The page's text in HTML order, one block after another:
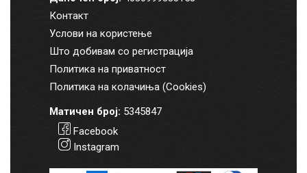
Контакт
Услови на користење
Што добивам со регистрација
Политика на приватност
Политика на колачиња (Cookies)
Матичен број: 5345847
Facebook
Instagram